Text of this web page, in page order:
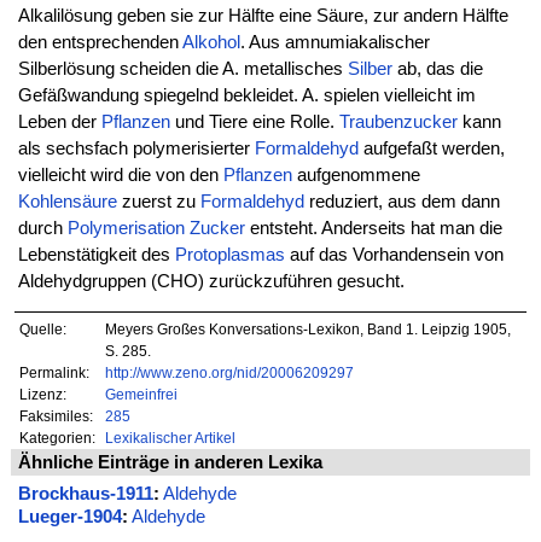
Alkalilösung geben sie zur Hälfte eine Säure, zur andern Hälfte
den entsprechendenAlkohol . Aus amnumiakalischer
Silberlösung scheiden die A. metallisches Silberab, das die
Gefäßwandung spiegelnd bekleidet. A. spielen vielleicht im
Leben der Pflanzenund Tiere eine Rolle. Traubenzuckerkann
als sechsfach polymerisierter Formaldehyd aufgefaßt werden,
vielleicht wird die von den Pflanzenaufgenommene
Kohlensäurezuerst zu Formaldehyd reduziert, aus dem dann
durch Polymerisation Zuckerentsteht. Anderseits hat man die
Lebenstätigkeit des Protoplasmas auf das Vorhandensein von
Aldehydgruppen (CHO) zurückzuführen gesucht.
Quelle:
Meyers Großes Konversations-Lexikon, Band 1. Leipzig 1905,
S. 285.
Permalink:
http://www.zeno.org/nid/20006209297
Lizenz:
Gemeinfrei
Faksimiles:
285
Kategorien:
Lexikalischer Artikel
Ähnliche Einträge in anderen Lexika
Brockhaus-1911: Aldehyde
Lueger-1904: Aldehyde